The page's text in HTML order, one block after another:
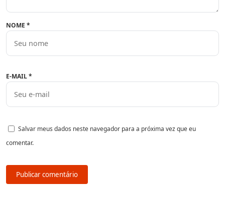
NOME *
E-MAIL*
Salvar meus dados neste navegador para a próxima vez que eu
comentar.